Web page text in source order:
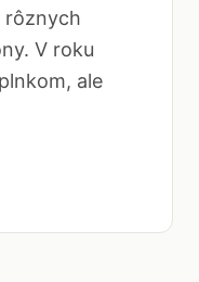
rôznych
V roku
ale